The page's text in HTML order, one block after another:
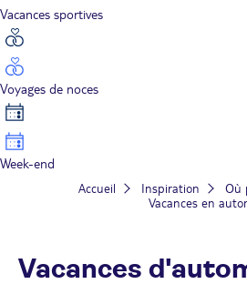
Vacances sportives
Voyages de noces
Week-end
Accueil Inspiration
Où
Vacances en
Vacances